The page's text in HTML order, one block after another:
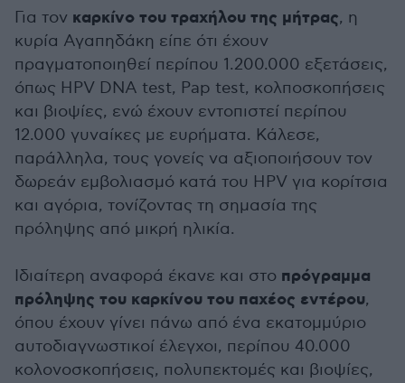
Για τον καρκίνο του τραχήλου της μήτρας, η
κυρία Αγαπηδάκη είπε ότι έχουν
πραγματοποιηθεί περίπου 1.200.000 εξετάσεις,
όπως HPV DNA test, Pap test, κολποσκοπήσεις
και βιοψίες, ενώ έχουν εντοπιστεί περίπου
12.000 γυναίκες με ευρήματα. Κάλεσε,
παράλληλα, τους γονείς να αξιοποιήσουν τον
δωρεάν εμβολιασμό κατά του HPV για κορίτσια
και αγόρια, τονίζοντας τη σημασία της
πρόληψης από μικρή ηλικία.
Ιδιαίτερη αναφορά έκανε και στο πρόγραμμα
πρόληψης του καρκίνου του παχέος εντέρου,
όπου έχουν γίνει πάνω από ένα εκατομμύριο
αυτοδιαγνωστικοί έλεγχοι, περίπου 40.000
κολονοσκοπήσεις, πολυπεκτομές και βιοψίες,